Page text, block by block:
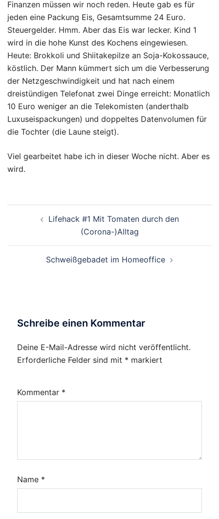
Finanzen müssen wir noch reden. Heute gab es für
jeden eine Packung Eis, Gesamtsumme 24 Euro.
Steuergelder. Hmm. Aber das Eis war lecker. Kind 1
wird in die hohe Kunst des Kochens eingewiesen.
Heute: Brokkoli und Shiitakepilze an Soja-Kokossauce,
köstlich. Der Mann kümmert sich um die Verbesserung
der Netzgeschwindigkeit und hat nach einem
dreistündigen Telefonat zwei Dinge erreicht: Monatlich
10 Euro weniger an die Telekomisten (anderthalb
Luxuseispackungen) und doppeltes Datenvolumen für
die Tochter (die Laune steigt).
Viel gearbeitet habe ich in dieser Woche nicht. Aber es
wird.
Lifehack #1 Mit Tomaten durch den
(Corona-)Alltag
Schweißgebadet im Homeoffice
Schreibe einen Kommentar
Deine E-Mail-Adresse wird nicht veröffentlicht.
Erforderliche Felder sind mit * markiert
Kommentar *
Name *